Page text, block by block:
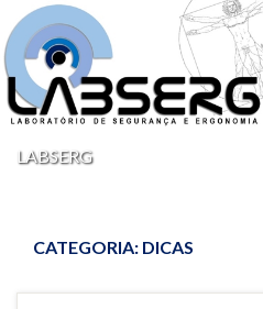
LABSERG
CATEGORIA: DICAS